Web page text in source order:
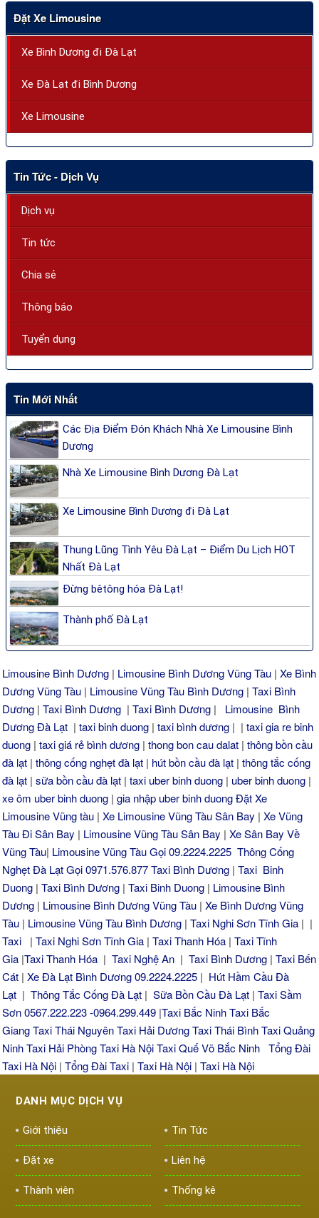
Đặt Xe Limousine
Xe Bình Dương đi Đà Lạt
Xe Đà Lạt đi Bình Dương
Xe Limousine
Tin Tức - Dịch Vụ
Dịch vụ
Tin tức
Chia sẻ
Thông báo
Tuyển dụng
Tin Mới Nhất
Các Địa Điểm Đón Khách Nhà Xe Limousine Bình
Dương
Nhà Xe Limousine Bình Dương Đà Lạt
Xe Limousine Bình Dương đi Đà Lạt
Thung Lũng Tình Yêu Đà Lạt – Điểm Du Lịch HOT
Nhất Đà Lạt
Đừng bêtông hóa Đà Lạt!
Thành phố Đà Lạt
Limousine Bình Dương | Limousine Bình Dương Vũng Tàu |Xe Bình
Dương Vũng Tàu | Limousine Vũng Tàu Bình Dương |Taxi Bình
Dương |Taxi Bình Dương |Taxi Bình Dương | Limousine Bình
Dương Đà Lạt |taxi binh duong |taxi bình dương | | taxi gia re binh
duong | taxi giá rẻ bình dương |thong bon cau dalat | thông bồn cầu
đà lạt |thông cống nghẹt đà lạt | hút bồn cầu đà lạt |thông tắc cống
đà lạt |sữa bồn cầu đà lạt |taxi uber binh duong | uber binh duong |
xe ôm uber binh duong |gia nhập uber binh duong Đặt Xe
Limousine Vũng tàu |Xe Limousine Vũng Tàu Sân Bay |Xe Vũng
Tàu Đi Sân Bay | Limousine Vũng Tàu Sân Bay |Xe Sân Bay Về
Vũng Tàu| Limousine Vũng Tàu Gọi 09.2224.2225 Thông Cống
Nghẹt Đà Lạt Gọi 0971.576.877 Taxi Bình Dương |Taxi Binh
Duong |Taxi Bình Dương |Taxi Binh Duong | Limousine Bình
Dương | Limousine Bình Dương Vũng Tàu |Xe Bình Dương Vũng
Tàu | Limousine Vũng Tàu Bình Dương |Taxi Nghi Sơn Tĩnh Gia | |
Taxi
| Taxi Nghi Sơn Tĩnh Gia |Taxi Thanh Hóa | Taxi Tĩnh
Gia |Taxi Thanh Hóa |Taxi Nghệ An | Taxi Bình Dương |Taxi Bến
Cát |Xe Đà Lạt Bình Dương 09.2224.2225 | Hút Hầm Cầu Đà
Lạt |Thông Tắc Cống Đà Lạt |Sữa Bồn Cầu Đà Lạt |Taxi Sầm
Sơn 0567.222.223 -0964.299.449 |Taxi Bắc Ninh Taxi Bắc
Giang Taxi Thái Nguyên Taxi Hải Dương Taxi Thái Bình Taxi Quảng
Ninh Taxi Hải Phòng Taxi Hà Nội Taxi Quế Võ Bắc Ninh Tổng Đài
Taxi Hà Nội |Tổng Đài Taxi |Taxi Hà Nội |Taxi Hà Nội
DANH MỤC DỊCH VỤ
Giới thiệu Tin Tức
Đặt xe Liên hệ
Thành viên Thống kê